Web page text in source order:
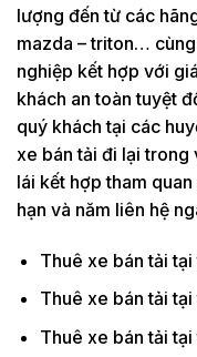
lượng đến từ các
mazda – triton…
nghiệp kết hợp với
khách an toàn tuyệt
quý khách tại các
xe bán tải đi lại
lái kết hợp tham
hạn và năm liên hệ
Thuê xe bán tải
Thuê xe bán tải
Thuê xe bán tải tại